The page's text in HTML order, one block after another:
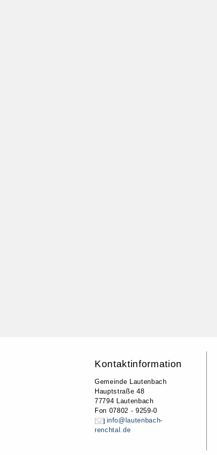
Kontaktinformation
Gemeinde Lautenbach
Hauptstraße 48
77794 Lautenbach
Fon 07802 - 9259-0
info@lautenbach-
renchtal.de